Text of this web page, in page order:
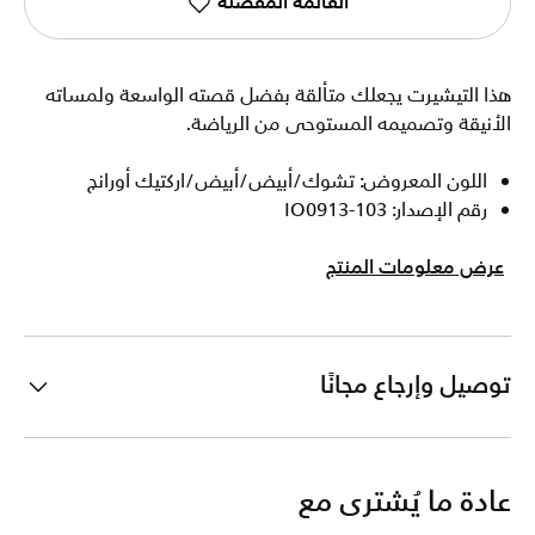
هذا التيشيرت يجعلك متألقة بفضل قصته الواسعة ولمساته
الأنيقة وتصميمه المستوحى من الرياضة.
اللون المعروض: تشوك/أبيض/أبيض/اركتيك أورانج
رقم الإصدار: IO0913-103
عرض معلومات المنتج
توصيل وإرجاع مجانًا
عادة ما يُشترى مع